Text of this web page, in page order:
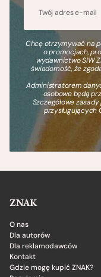
Chcę otrzymywać na
o promocjach,
wydawnictwo SIW
świadomość, że
Administratorem
osobowe będą
Szczegółowe
przysługujących
ZNAK
O nas
Dla autorów
Dla reklamodawców
Kontakt
Gdzie mogę kupić ZNAK?